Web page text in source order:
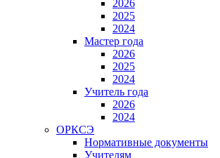
2026
2025
2024
Мастер года
2026
2025
2024
Учитель года
2026
2024
ОРКСЭ
Нормативные документы
Учителям